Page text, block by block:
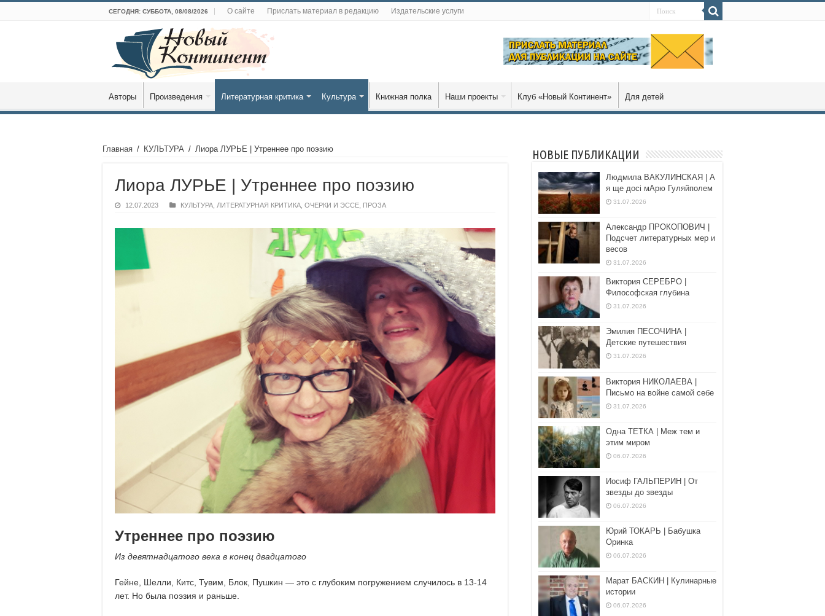
СЕГОДНЯ: СУББОТА, 08/08/2026 О сайте Прислать материал в редакцию Издательские услуги
Авторы Произведения Литературная критика Культура Книжная полка Наши проекты Клуб «Новый Континент» Для детей
Главная / КУЛЬТУРА / Лиора ЛУРЬЕ | Утреннее про поэзию
Лиора ЛУРЬЕ | Утреннее про поэзию
12.07.2023 КУЛЬТУРА ЛИТЕРАТУРНАЯ КРИТИКА ОЧЕРКИ И ЭССЕ ПРОЗА
Утреннее про поэзию
Из девятнадцатого века в конец двадцатого
Гейне, Шелли, Китс, Тувим, Блок, Пушкин — это с глубоким погружением случилось в 13-14
лет. Но была поэзия и раньше.
НОВЫЕ ПУБЛИКАЦИИ
Людмила ВАКУЛИНСКАЯ | А
я ще досі мАрю Гуляйполем
31.07.2026
Александр ПРОКОПОВИЧ |
Подсчет литературных мер и
весов
31.07.2026
Виктория СЕРЕБРО |
Философская глубина
31.07.2026
Эмилия ПЕСОЧИНА |
Детские путешествия
31.07.2026
Виктория НИКОЛАЕВА |
Письмо на войне самой себе
31.07.2026
Одна ТЕТКА | Меж тем и
этим миром
06.07.2026
Иосиф ГАЛЬПЕРИН | От
звезды до звезды
06.07.2026
Юрий ТОКАРЬ | Бабушка
Оринка
06.07.2026
Марат БАСКИН | Кулинарные
истории
06.07.2026